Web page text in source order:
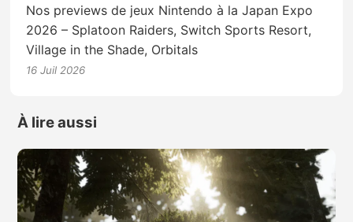
Nos previews de jeux Nintendo à la Japan Expo
2026 – Splatoon Raiders, Switch Sports Resort,
Village in the Shade, Orbitals
16 Juil 2026
À lire aussi